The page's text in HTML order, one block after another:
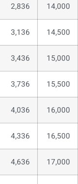
14,000
2,836
14,500
3,136
15,000
3,436
15,500
3,736
16,000
4,036
16,500
4,336
17,000
4,636